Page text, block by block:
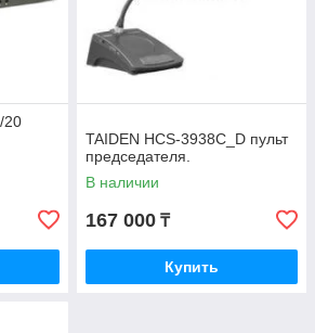
20
TAIDEN HCS-3938C_D пульт
председателя.
В наличии
167 000 ₸
Купить